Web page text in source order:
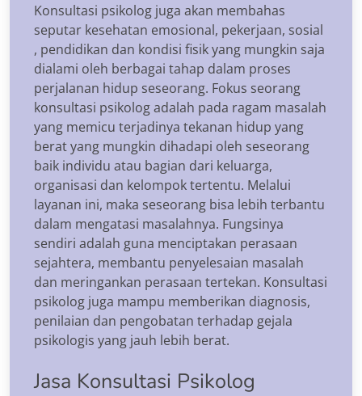
Konsultasi psikolog juga akan membahas
seputar kesehatan emosional, pekerjaan, sosial
, pendidikan dan kondisi fisik yang mungkin saja
dialami oleh berbagai tahap dalam proses
perjalanan hidup seseorang. Fokus seorang
konsultasi psikolog adalah pada ragam masalah
yang memicu terjadinya tekanan hidup yang
berat yang mungkin dihadapi oleh seseorang
baik individu atau bagian dari keluarga,
organisasi dan kelompok tertentu. Melalui
layanan ini, maka seseorang bisa lebih terbantu
dalam mengatasi masalahnya. Fungsinya
sendiri adalah guna menciptakan perasaan
sejahtera, membantu penyelesaian masalah
dan meringankan perasaan tertekan. Konsultasi
psikolog juga mampu memberikan diagnosis,
penilaian dan pengobatan terhadap gejala
psikologis yang jauh lebih berat.
Jasa Konsultasi Psikolog